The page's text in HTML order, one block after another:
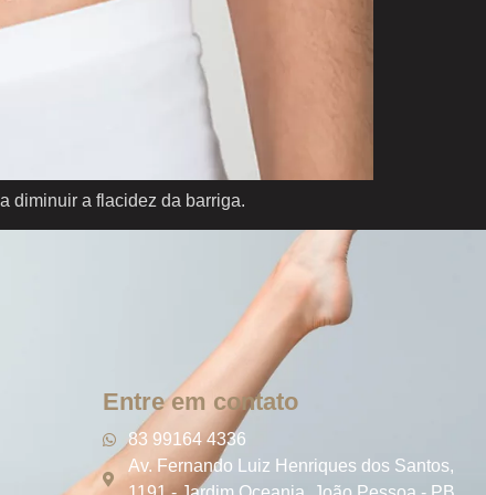
diminuir a flacidez da barriga.
Entre em contato
83 99164 4336
Av. Fernando Luiz Henriques dos Santos,